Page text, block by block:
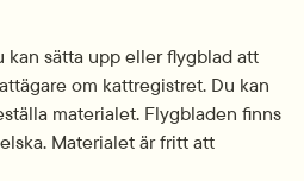
kan sätta upp eller flygblad att
om kattregistret. Du kan
materialet. Flygbladen finns
Materialet är fritt att